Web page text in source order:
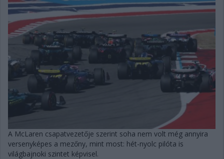
A McLaren csapatvezetője szerint soha nem volt még annyira
versenyképes a mezőny, mint most: hét-nyolc pilóta is
világbajnoki szintet képvisel.